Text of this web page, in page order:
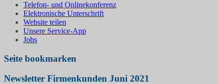
Telefon- und Onlinekonferenz
Elektronische Unterschrift
Website teilen
Unsere Service-App
Jobs
Seite bookmarken
Newsletter Firmenkunden Juni 2021